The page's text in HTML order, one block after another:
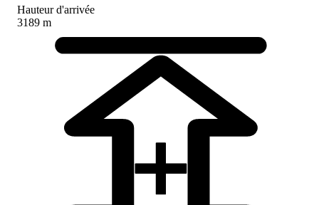
Hauteur d'arrivée
3189 m